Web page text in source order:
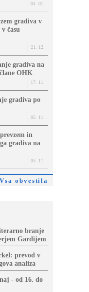
04. 01.
gradiva v
času
21. 12.
gradiva na
OHK
17. 11.
gradiva po
05. 11.
in
gradiva na
05. 11.
Vsa obvestila
branje
Gardijem
prevod v
analiza
- od 16. do